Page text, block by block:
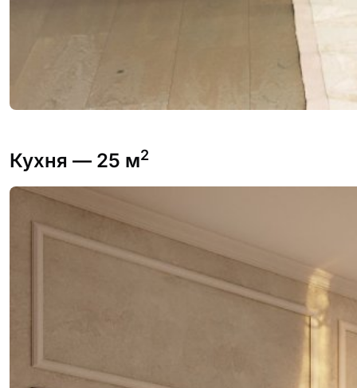
Кухня — 25 м2